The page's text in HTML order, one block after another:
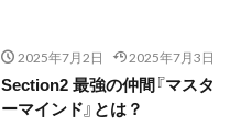
2025年7月2日 2025年7月3日
Section2 最強の仲間『マスタ
ーマインド』とは？